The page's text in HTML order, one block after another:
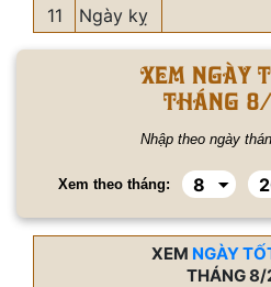
11 Ngày kỵ
Xem ngày
tháng 8/
Nhập theo ngày
Xem theo tháng:
XEM NGÀY
THÁNG 8/